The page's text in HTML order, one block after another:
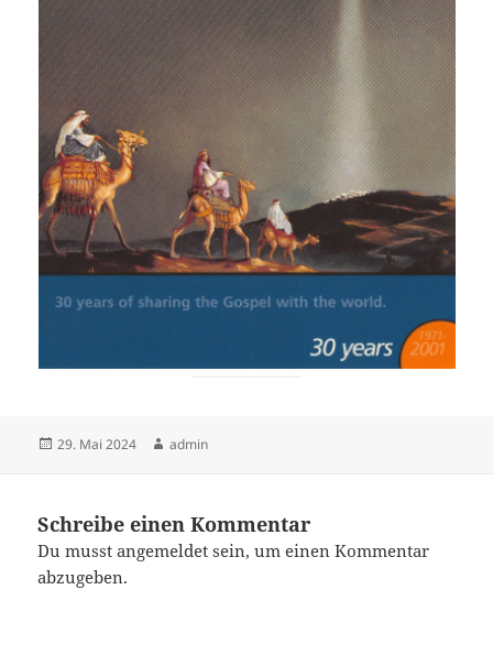
Veröffentlicht
29. Mai 2024 Autor
admin
Schreibe einen Kommentar
Du musstangemeldet sein, um einen Kommentar
abzugeben.